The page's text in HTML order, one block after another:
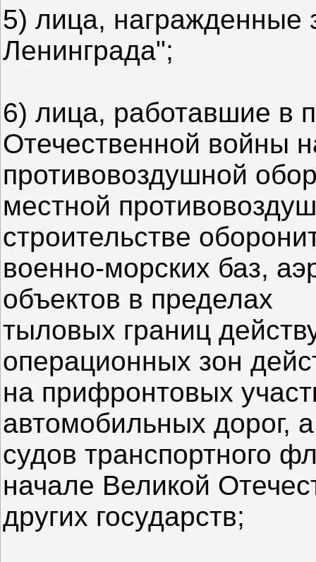
5) лица, награжденные
Ленинграда";
6) лица, работавшие в
Отечественной войны
противовоздушной
местной
строительстве
военно-морских баз,
объектов в пределах
тыловых границ
операционных зон
на прифронтовых
автомобильных дорог,
судов транспортного
начале Великой
других государств;